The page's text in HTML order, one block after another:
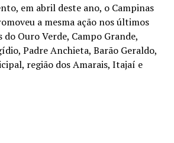
em abril deste ano, o Campinas
a mesma ação nos últimos
Ouro Verde, Campo Grande,
Padre Anchieta, Barão Geraldo,
região dos Amarais, Itajaí e